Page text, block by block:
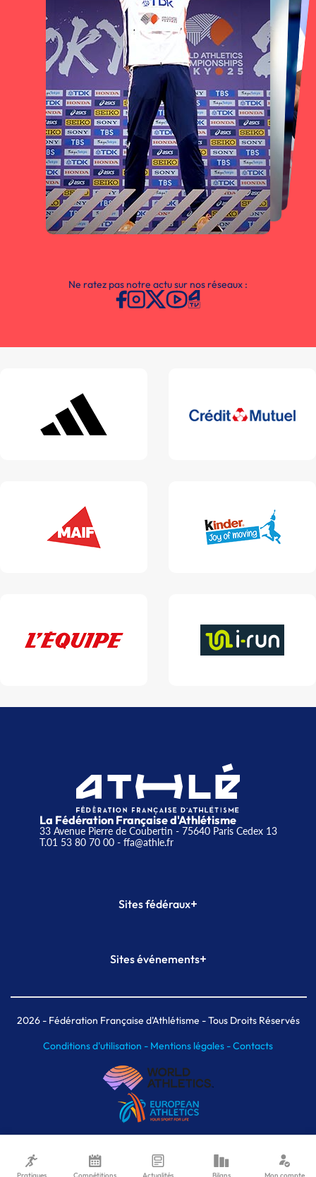
Ne ratez pas notre actu sur nos réseaux :
La Fédération Française d'Athlétisme
33 Avenue Pierre de Coubertin - 75640 Paris Cedex 13
T.01 53 80 70 00- ffa@athle.fr
Sites fédéraux+
Plateforme Formation
Sites événements+
Meeting de Paris indoor
MAIF Ekiden de Paris
2026- Fédération Française d'Athlétisme - Tous Droits Réservés
Conditions d'utilisation - Mentions légales -Contacts
Pratiques Compétitions Actualités Bilans Mon compte